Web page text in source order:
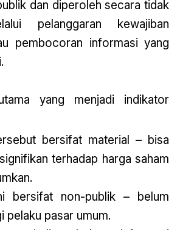
dan diperoleh secara tidak
pelanggaran kewajiban
pembocoran informasi yang
yang menjadi indikator
bersifat material – bisa
terhadap harga saham
bersifat non-publik – belum
pelaku pasar umum.